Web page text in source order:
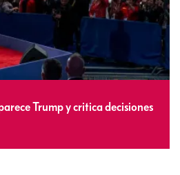
Trump y critica decisiones